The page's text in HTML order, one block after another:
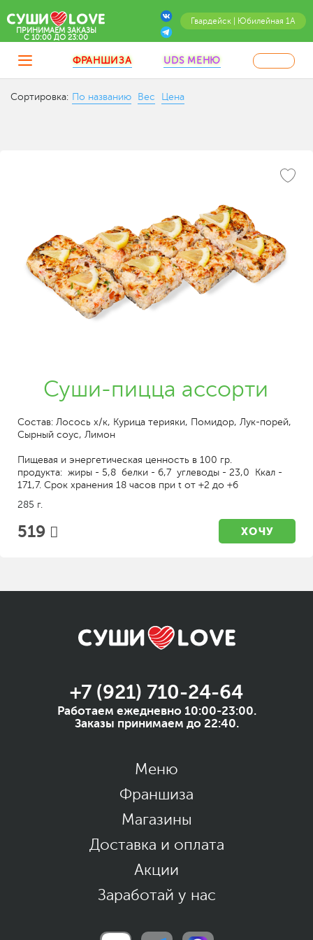
Гвардейск | Юбилейная 1А
ПРИНИМАЕМ ЗАКАЗЫ
C 10:00 ДО 23:00
ФРАНШИЗА UDS МЕНЮ
Сортировка: По названию Вес Цена
Суши-пицца ассорти
Состав: Лосось х/к, Курица терияки, Помидор, Лук-порей,
Сырный соус, Лимон
Пищевая и энергетическая ценность в 100 гр.
продукта: жиры - 5,8 белки - 6,7 углеводы - 23,0 Ккал -
171,7. Срок хранения 18 часов при t от +2 до +6
285 г.
519 ХОЧУ
+7 (921) 710-24-64
Работаем ежедневно 10:00-23:00.
Заказы принимаем до 22:40.
Меню
Франшиза
Магазины
Доставка и оплата
Акции
Заработай у нас